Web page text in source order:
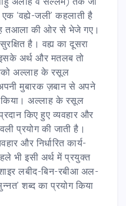
‘वह्ये-जली’ कहलाती है
तआला की ओर से भेजे गए।
है। वह्य का दूसरा
अर्थ और मतलब तो
अल्लाह के रसूल
मुबारक ज़बान से अपने
किया। अल्लाह के रसूल
किए हुए व्यवहार और
प्रयोग की जाती है।
और निर्धारित कार्य-
भी इसी अर्थ में प्रयुक्त
शाइर लबीद-बिन-रबीआ अल-
शब्द का प्रयोग किया